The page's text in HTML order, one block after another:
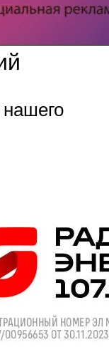
нашего